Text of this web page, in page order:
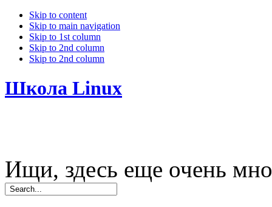
Skip to content
Skip to main navigation
Skip to 1st column
Skip to 2nd column
Skip to 2nd column
Школа Linux
Ищи, здесь еще очень